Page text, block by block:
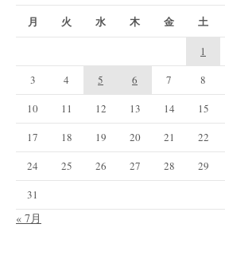
月 火 水 木 金 土
1
3
4 5 6 7 8
10
11 12 13 14 15
17
18 19 20 21 22
24
25 26 27 28 29
31
« 7月